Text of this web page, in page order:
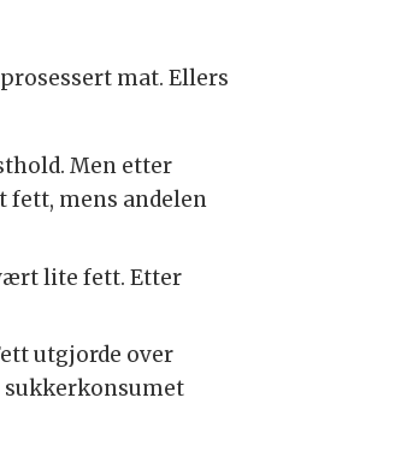
mat. Ellers
Men etter
fett, mens andelen
lite fett. Etter
utgjorde over
sukkerkonsumet